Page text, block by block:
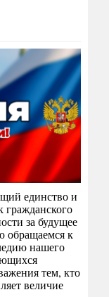
единство и
за будущее
обращаемся к
нашего
тем, кто
величие